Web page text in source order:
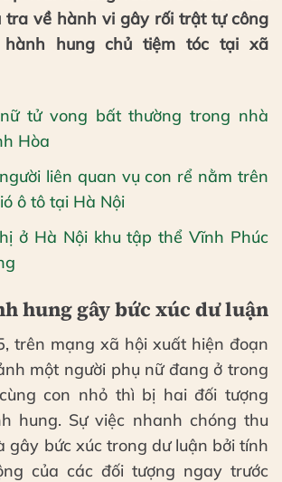
tra về hành vi gây rối trật tự công
hung chủ tiệm tóc tại xã
tử vong bất thường trong nhà
Hòa
liên quan vụ con rể nằm trên
ô tô tại Hà Nội
ở Hà Nội khu tập thể Vĩnh Phúc
hung gây bức xúc dư luận
trên mạng xã hội xuất hiện đoạn
một người phụ nữ đang ở trong
con nhỏ thì bị hai đối tượng
hung. Sự việc nhanh chóng thu
gây bức xúc trong dư luận bởi tính
của các đối tượng ngay trước